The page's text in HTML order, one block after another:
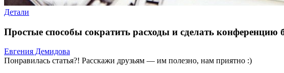
Детали
Простые способы сократить расходы и сделать конференцию
Евгения Демидова
Понравилась статья?! Расскажи друзьям — им полезно, нам приятно :)